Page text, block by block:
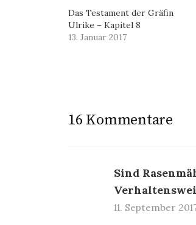
Das Testament der Gräfin
Ulrike – Kapitel 8
13. Januar 2017
16 Kommentare
Sind
11. September